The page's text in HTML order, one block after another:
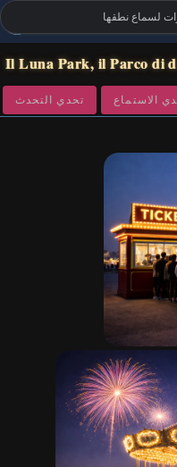
LanguageGuide.org•
Il Luna Park, il Parco di
تحدي التحدث